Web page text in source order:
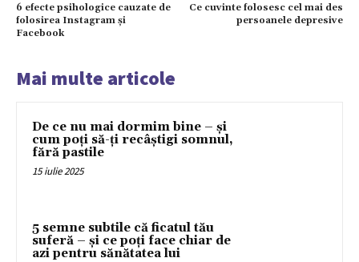
6 efecte psihologice cauzate de
folosirea Instagram și
Facebook
Ce cuvinte folosesc cel mai des
persoanele depresive
Mai multe articole
De ce nu mai dormim bine – și
cum poți să-ți recâștigi somnul,
fără pastile
15 iulie 2025
5 semne subtile că ficatul tău
suferă – și ce poți face chiar de
azi pentru sănătatea lui